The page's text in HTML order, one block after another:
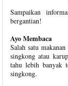
Sampaikan
bergantian!
Ayo Membaca
Salah satu
singkong atau
tahu lebih banyak
singkong.